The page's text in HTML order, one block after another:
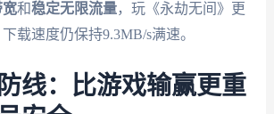
宽和稳定无限流量，玩《永劫无间》更
载速度仍保持9.3MB/s满速。
线：比游戏输赢更重